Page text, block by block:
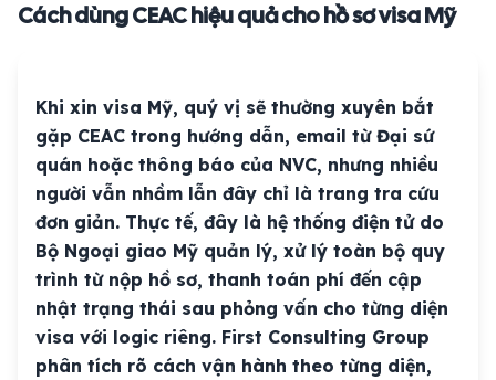
Cách dùng CEAC hiệu quả cho hồ sơ visa Mỹ
Khi xin visa Mỹ, quý vị sẽ thường xuyên bắt
gặp CEAC trong hướng dẫn, email từ Đại sứ
quán hoặc thông báo của NVC, nhưng nhiều
người vẫn nhầm lẫn đây chỉ là trang tra cứu
đơn giản. Thực tế, đây là hệ thống điện tử do
Bộ Ngoại giao Mỹ quản lý, xử lý toàn bộ quy
trình từ nộp hồ sơ, thanh toán phí đến cập
nhật trạng thái sau phỏng vấn cho từng diện
visa với logic riêng. First Consulting Group
phân tích rõ cách vận hành theo từng diện,